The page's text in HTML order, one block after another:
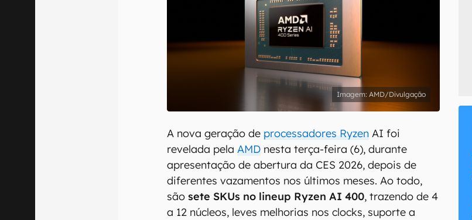
Confirmo que li, aceito e concordo com os
AMD/Divulgação
A nova geração de processadores Ryzen AI foi
revelada pelaAMD nesta terça-feira (6), durante
apresentação de abertura da CES 2026, depois de
diferentes vazamentos nos últimos meses. Ao todo,
sãosete SKUs no lineup Ryzen AI 400, trazendo de 4
a 12 núcleos, leves melhorias nos clocks, suporte a